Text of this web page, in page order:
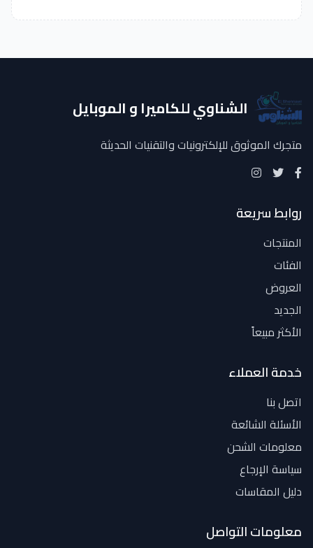
الشناوي للكاميرا و الموبايل
متجرك الموثوق للإلكترونيات والتقنيات الحديثة
روابط سريعة
المنتجات
الفئات
العروض
الجديد
الأكثر مبيعاً
خدمة العملاء
اتصل بنا
الأسئلة الشائعة
معلومات الشحن
سياسة الإرجاع
دليل المقاسات
معلومات التواصل